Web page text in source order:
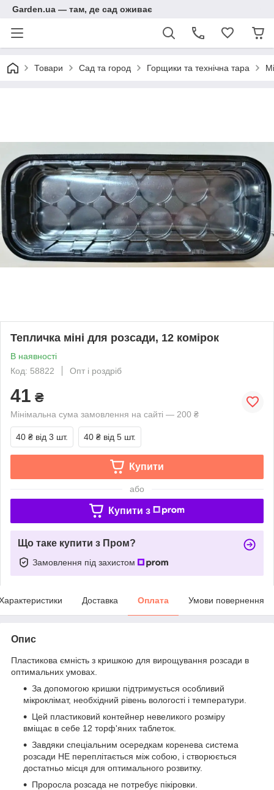
Garden.ua — там, де сад оживає
Товари Сад та город Горщики та технічна тара
Тепличка міні для розсади, 12 комірок
В наявності
Код: 58822
Опт і роздріб
41 ₴
Мінімальна сума замовлення на сайті — 200 ₴
40 ₴ від 3 шт. 40 ₴ від 5 шт.
Купити
або
Купити з
Що таке купити з Пром?
Замовлення під захистом
Доставка Оплата Умови повернення
Опис
Пластикова ємність з кришкою для вирощування розсади в
оптимальних умовах.
За допомогою кришки підтримується особливий
мікроклімат, необхідний рівень вологості і температури.
Цей пластиковий контейнер невеликого розміру
вміщає в себе 12 торф'яних таблеток.
Завдяки спеціальним осередкам коренева система
розсади НЕ переплітається між собою, і створюється
достатньо місця для оптимального розвитку.
Проросла розсада не потребує пікіровки.